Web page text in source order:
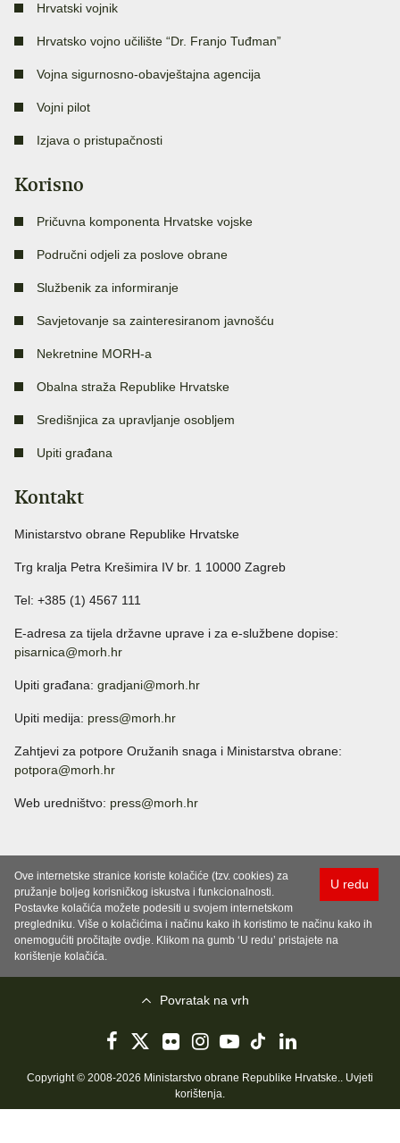
Hrvatski vojnik
Hrvatsko vojno učilište “Dr. Franjo Tuđman”
Vojna sigurnosno-obavještajna agencija
Vojni pilot
Izjava o pristupačnosti
Korisno
Pričuvna komponenta Hrvatske vojske
Područni odjeli za poslove obrane
Službenik za informiranje
Savjetovanje sa zainteresiranom javnošću
Nekretnine MORH-a
Obalna straža Republike Hrvatske
Središnjica za upravljanje osobljem
Upiti građana
Kontakt
Ministarstvo obrane Republike Hrvatske
Trg kralja Petra Krešimira IV br. 1 10000 Zagreb
Tel: +385 (1) 4567 111
E-adresa za tijela državne uprave i za e-službene dopise:
pisarnica@morh.hr
Upiti građana: gradjani@morh.hr
Upiti medija: press@morh.hr
Zahtjevi za potpore Oružanih snaga i Ministarstva obrane:
potpora@morh.hr
Web uredništvo: press@morh.hr
U redu
Ove internetske stranice koriste kolačiće (tzv. cookies) za
pružanje boljeg korisničkog iskustva i funkcionalnosti.
Postavke kolačića možete podesiti u svojem internetskom
pregledniku. Više o kolačićima i načinu kako ih koristimo te načinu kako ih
onemogućiti pročitajte ovdje. Klikom na gumb ‘U redu’ pristajete na
korištenje kolačića.
Povratak na vrh
Copyright © 2008-2026 Ministarstvo obrane Republike Hrvatske.. Uvjeti
korištenja.